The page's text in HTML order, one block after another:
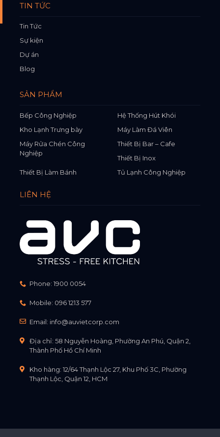
TIN TỨC
Tin Tức
Sự kiện
Dự án
Blog
SẢN PHẨM
Bếp Công Nghiệp
Hệ Thống Hút Khói
Kho Lạnh Trưng bày
Máy Làm Đá Viên
Máy Rửa Chén Công
Nghiệp
Thiết Bị Bar – Cafe
Thiết Bị Inox
Thiết Bị Làm Bánh
Tủ Lạnh Công Nghiệp
LIÊN HỆ
Phone: 1900 0054
Mobile: 096 1213 577
Email: info@auvietcorp.com
Địa chỉ: 58 Nguyễn Hoàng, Phường An Phú, Quận 2,
Thành Phố Hồ Chí Minh
Kho hàng: 12/64 Thạnh Lộc 27, Khu Phố 3C, Phường
Thạnh Lộc, Quận 12, HCM